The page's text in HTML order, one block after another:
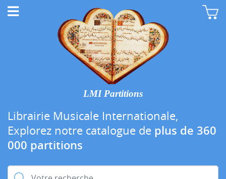
LMI Partitions
Librairie Musicale Internationale,
Explorez notre catalogue de plus de 360
000 partitions
Rechercher :